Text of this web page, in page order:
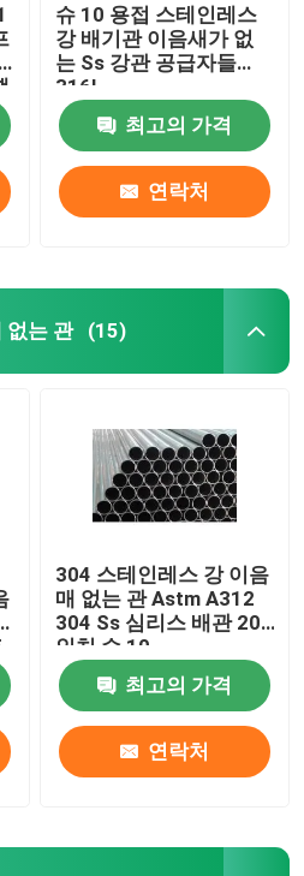
슈 10 용접 스테인레스
강 배기관 이음새가 없
는 Ss 강관 공급자들
316L
최고의 가격
연락처
없는 관 (15)
304 스테인레스 강 이음
매 없는 관 Astm A312
304 Ss 심리스 배관 20
인치 슈 10
최고의 가격
연락처